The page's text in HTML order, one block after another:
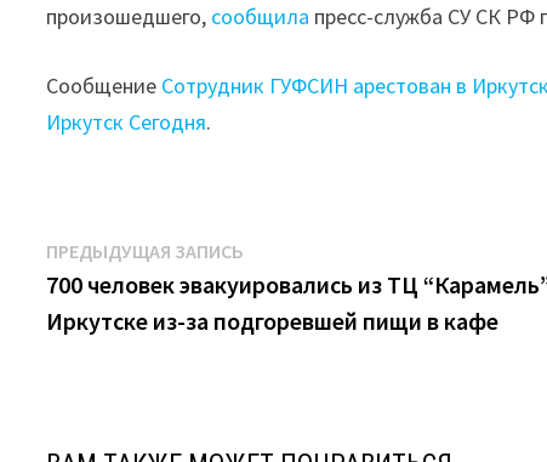
произошедшего, сообщила пресс-служба СУ СК РФ
Сообщение Сотрудник ГУФСИН арестован в
Иркутск Сегодня.
Навигация
по
записям
ПРЕДЫДУЩАЯ ЗАПИСЬ
запись:
700 человек эвакуировались из ТЦ
Иркутске из-за подгоревшей пищи в кафе